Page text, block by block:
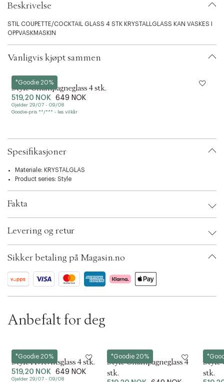
t
.
v
i
o
n
l
e
n
Beskrivelse
STIL COUPETTE/COCKTAIL GLASS 4 STK KRYSTALLGLASS KAN VASKES I
OPPVASKMASKIN
Vanligvis kjøpt sammen
*Goodie 20%
Spiegelau
Style Champagneglass 4 stk.
519,20 NOK 649 NOK
Gjelder 29/07 - 09/08
Goodie-pris **/*** - les vilkår
Spesifikasjoner
Materiale: KRYSTALGLAS
Product series: Style
Fakta
EAN: 4003322298403
ID: BKOR37-0008
Levering og retur
Sikker betaling på Magasin.no
Anbefalt for deg
*Goodie 20%
Spiegelau
Style Hvitvinsglass 4 stk.
519,20 NOK 649 NOK
Gjelder 29/07 - 09/08
*Goodie 20%
Spiegelau
Style Champagneglass 4
stk.
Style
stk.